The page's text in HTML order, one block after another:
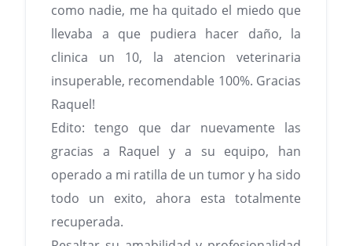
como nadie, me ha quitado el miedo que
llevaba a que pudiera hacer daño, la
clinica un 10, la atencion veterinaria
insuperable, recomendable 100%. Gracias
Raquel!
Edito: tengo que dar nuevamente las
gracias a Raquel y a su equipo, han
operado a mi ratilla de un tumor y ha sido
todo un exito, ahora esta totalmente
recuperada.